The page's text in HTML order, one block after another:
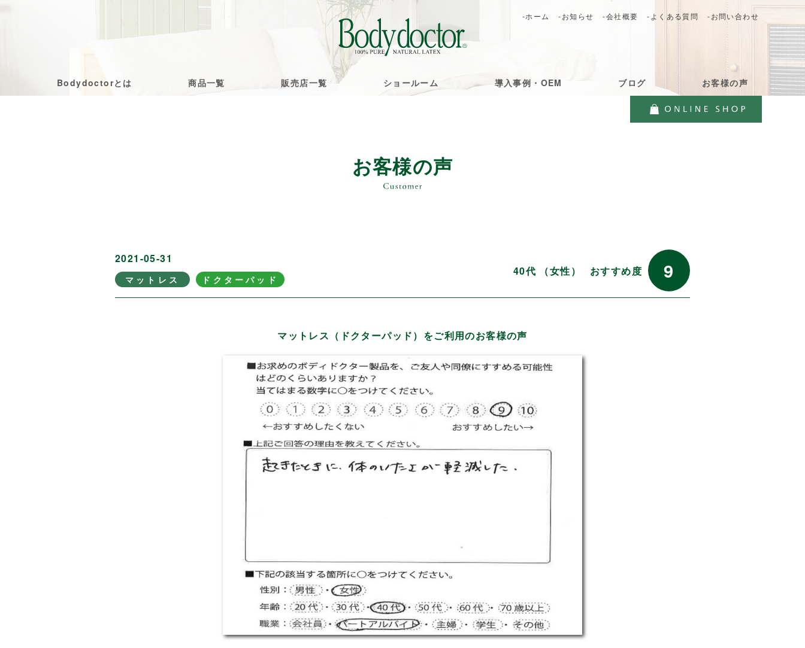
Bodydoctorとは 商品一覧 販売店一覧 ショールーム 導入事例・OEM ブログ お客様の声
-ホーム -お知らせ -会社概要 -よくある質問 -お問い合わせ
お客様の声
2021-05-31
マットレス ドクターパッド
40代 （女性） おすすめ度 9
マットレス（ドクターパッド）をご利用のお客様の声